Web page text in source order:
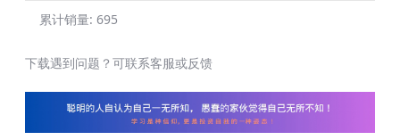
累计销量: 695
下载遇到问题？可联系客服或反馈